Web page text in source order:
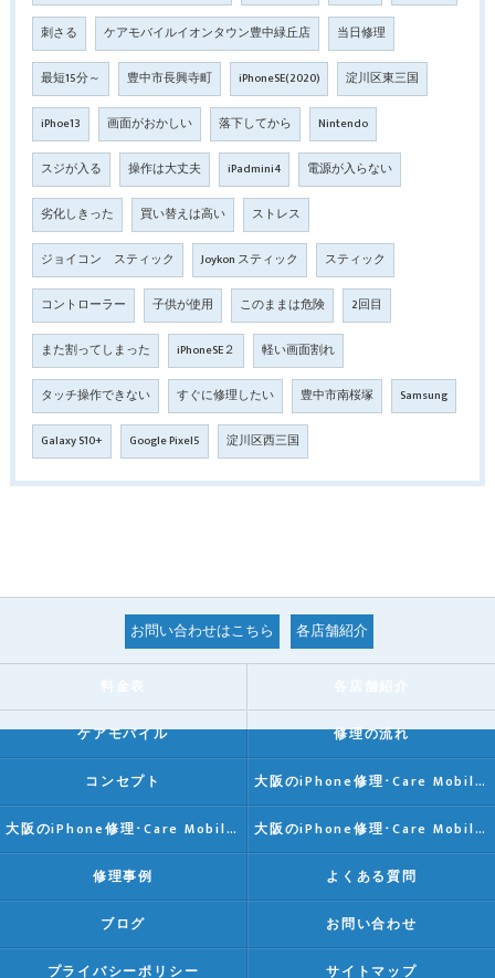
刺さる ケアモバイルイオンタウン豊中緑丘店 当日修理
最短15分～ 豊中市長興寺町 iPhoneSE(2020) 淀川区東三国
iPhoe13 画面がおかしい 落下してから Nintendo
スジが入る 操作は大丈夫 iPadmini4 電源が入らない
劣化しきった 買い替えは高い ストレス
ジョイコン スティック Joykon スティック スティック
コントローラー 子供が使用 このままは危険 2回目
また割ってしまった iPhoneSE２ 軽い画面割れ
タッチ操作できない すぐに修理したい 豊中市南桜塚 Samsung
Galaxy S10+ Google Pixel5 淀川区西三国
お問い合わせはこちら 各店舗紹介
ケアモバイル 修理の流れ
コンセプト 大阪のiPhone修理･Care Mobileの口コミ情報
大阪のiPhone修理･Care Mobileの評判 大阪のiPhone修理･Care Mobileのお客様の声
修理事例 よくある質問
ブログ お問い合わせ
プライバシーポリシー サイトマップ